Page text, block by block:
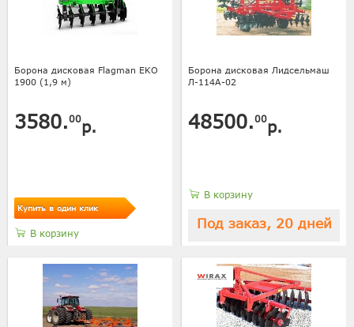
Борона дисковая Flagman EKO
1900 (1,9 м)
3580.00р.
Купить в один клик
В корзину
Борона дисковая Лидсельмаш
Л-114А-02
48500.00р.
В корзину
Под заказ, 20 дней